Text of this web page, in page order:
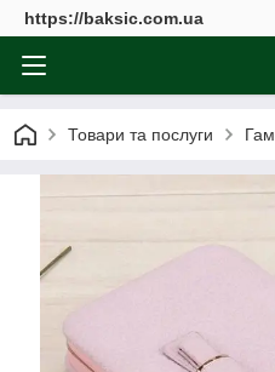
https://baksic.com.ua
Товари та послуги